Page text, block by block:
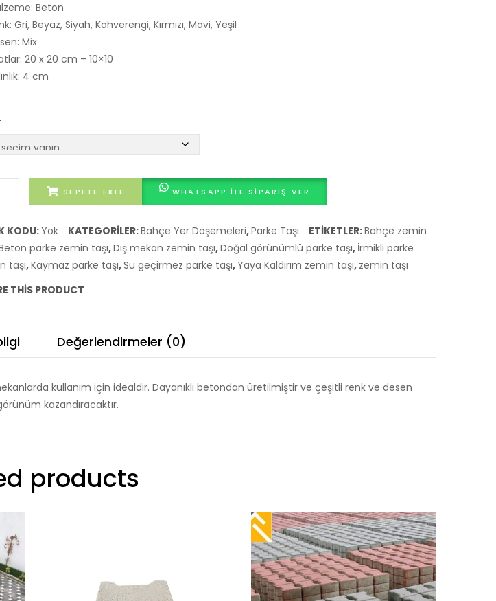
Beton
Gri, Beyaz, Siyah, Kahverengi, Kırmızı, Mavi, Yeşil
Mix
20 x 20 cm – 10×10
4 cm
SEPETE EKLE WHATSAPP ILE SIPARIŞ VER
KODU:Yok KATEGORILER:Bahçe Yer Döşemeleri,Parke Taşı ETIKETLER:Bahçe zemin
parke zemin taşı,Dış mekan zemin taşı,Doğal görünümlü parke taşı, İrmikli parke
taşı,Kaymaz parke taşı,Su geçirmez parke taşı,Yaya Kaldırım zemin taşı, zemin taşı
THIS PRODUCT
Değerlendirmeler (0)
kullanım için idealdir. Dayanıklı betondan üretilmiştir ve çeşitli renk ve desen
kazandıracaktır.
products